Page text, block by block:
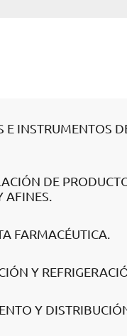
E INSTRUMENTOS
DE
AFINES.
FARMACÉUTICA.
Y
Y